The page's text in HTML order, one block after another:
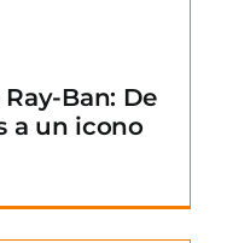
Ban: De
a un icono